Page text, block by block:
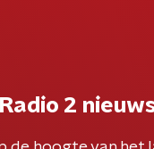
Radio 2